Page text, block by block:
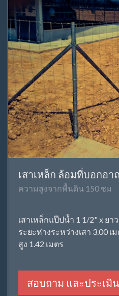
เสาเหล็ก ล้อมที่บอกอ
ความสูงจากพื้นดิน 150 ซม
เสาเหล็กแป๊ปน้ำ 1 1/2" x ยา
ระยะห่างระหว่างเสา 3.00
สูง 1.42 เมตร
สอบถาม และประเมิ